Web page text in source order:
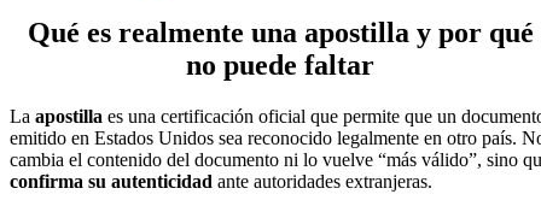
Qué es realmente una apostilla y por qué
no puede faltar
La apostilla es una certificación oficial que permite que un
emitido en Estados Unidos sea reconocido legalmente en otro país.
cambia el contenido del documento ni lo vuelve “más válido”, sino
confirma su autenticidad ante autoridades extranjeras.